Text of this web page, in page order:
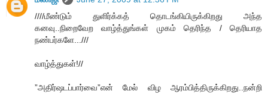
////மீண்டும் துளிர்க்கத் தொடங்கியிருக்கிறது அந்த
கனவு..நிறைவேற வாழ்த்துங்கள் முகம் தெரிந்த / தெரியாத
நண்பர்களே...///
வாழ்த்துகள்!//
”அதிர்ஷடப்பார்வை”என் மேல் விழ ஆரம்பித்திருக்கிறது..நன்றி